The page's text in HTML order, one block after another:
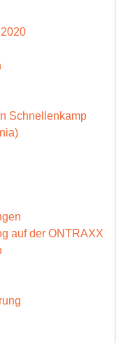
Schnellenkamp
auf der ONTRAXX